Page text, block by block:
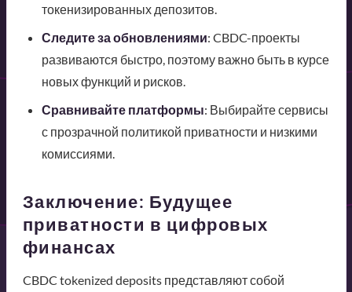
токенизированных депозитов.
Следите за обновлениями: CBDC-проекты
развиваются быстро, поэтому важно быть в курсе
новых функций и рисков.
Сравнивайте платформы: Выбирайте сервисы
с прозрачной политикой приватности и низкими
комиссиями.
Заключение: Будущее
приватности в цифровых
финансах
CBDC tokenized deposits представляют собой